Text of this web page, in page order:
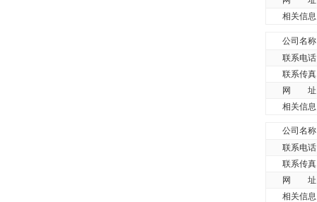
相关信息
公司名称
联系电话
联系传真
网 址
相关信息
公司名称
联系电话
联系传真
网 址
相关信息